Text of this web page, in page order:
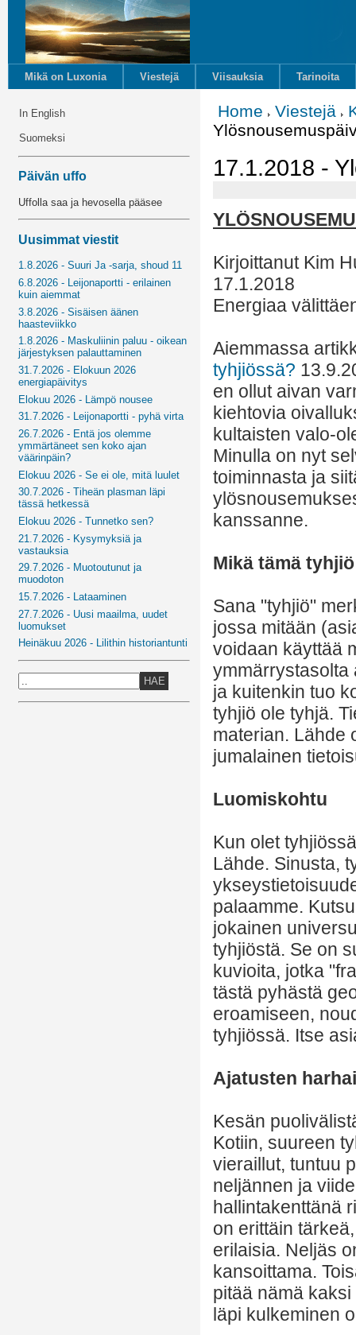
Mikä on Luxonia Viestejä Viisauksia Tarinoita
In English
Suomeksi
Päivän uffo
Uffolla saa ja hevosella pääsee
Uusimmat viestit
1.8.2026 - Suuri Ja -sarja, shoud 11
6.8.2026 - Leijonaportti - erilainen
kuin aiemmat
3.8.2026 - Sisäisen äänen
haasteviikko
1.8.2026 - Maskuliinin paluu - oikean
järjestyksen palauttaminen
31.7.2026 - Elokuun 2026
energiapäivitys
Elokuu 2026 - Lämpö nousee
31.7.2026 - Leijonaportti - pyhä virta
26.7.2026 - Entä jos olemme
ymmärtäneet sen koko ajan
väärinpäin?
Elokuu 2026 - Se ei ole, mitä luulet
30.7.2026 - Tiheän plasman läpi
tässä hetkessä
Elokuu 2026 - Tunnetko sen?
21.7.2026 - Kysymyksiä ja
vastauksia
29.7.2026 - Muotoutunut ja
muodoton
15.7.2026 - Lataaminen
27.7.2026 - Uusi maailma, uudet
luomukset
Heinäkuu 2026 - Lilithin historiantunti
HAE
Home Viestejä
17.1.2018 -
Kirjoittanut Kim
17.1.2018
Energiaa
Aiemmassa
tyhjiössä?
en ollut aivan
kiehtovia
kultaisten valo-
Minulla on nyt
toiminnasta ja
kanssanne.
Mikä tämä
Sana "tyhjiö"
jossa mitään
voidaan käyttää
ymmärrystasolta
ja kuitenkin tuo
tyhjiö ole tyhjä.
materian. Lähde
jumalainen
Luomiskohtu
Kun olet
Lähde. Sinusta,
palaamme.
jokainen
tyhjiöstä. Se on
kuvioita, jotka
tästä pyhästä
eroamiseen,
tyhjiössä. Itse
Ajatusten
Kesän
Kotiin, suureen
vieraillut, tuntuu
neljännen ja
hallintakenttänä
on erittäin
erilaisia. Neljäs
kansoittama.
pitää nämä
läpi kulkeminen